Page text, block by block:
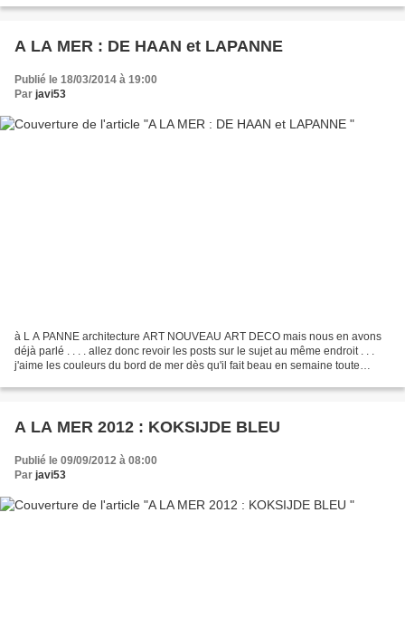
A LA MER : DE HAAN et LAPANNE
Publié le 18/03/2014 à 19:00
Par javi53
à L A PANNE architecture ART NOUVEAU ART DECO mais nous en avons
déjà parlé . . . . allez donc revoir les posts sur le sujet au même endroit . . .
j'aime les couleurs du bord de mer dès qu'il fait beau en semaine toute
A LA MER 2012 : KOKSIJDE BLEU
Publié le 09/09/2012 à 08:00
Par javi53